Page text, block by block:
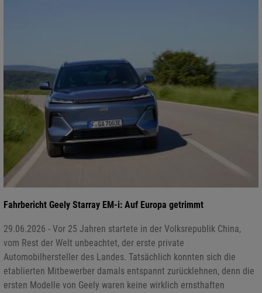
Fahrbericht Geely Starray EM-i: Auf Europa getrimmt
29.06.2026 - Vor 25 Jahren startete in der Volksrepublik China,
vom Rest der Welt unbeachtet, der erste private
Automobilhersteller des Landes. Tatsächlich konnten sich die
etablierten Mitbewerber damals entspannt zurücklehnen, denn die
ersten Modelle von Geely waren keine wirklich ernsthaften